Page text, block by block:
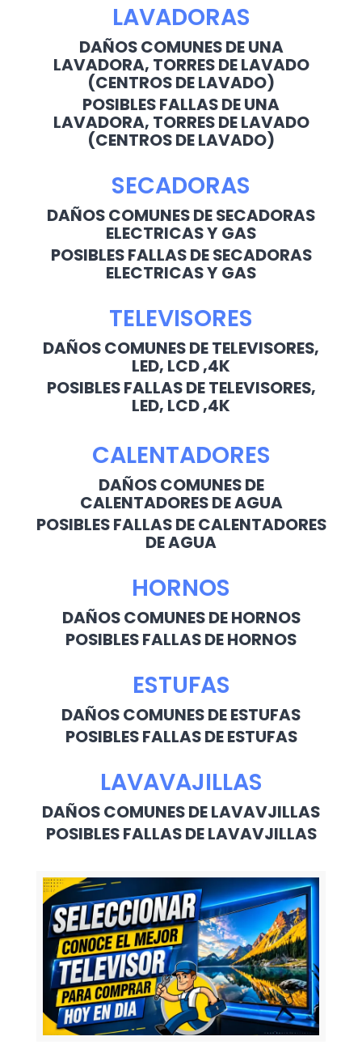
LAVADORAS
DAÑOS COMUNES DE UNA
LAVADORA, TORRES DE LAVADO
(CENTROS DE LAVADO)
POSIBLES FALLAS DE UNA
LAVADORA, TORRES DE LAVADO
(CENTROS DE LAVADO)
SECADORAS
DAÑOS COMUNES DE SECADORAS
ELECTRICAS Y GAS
POSIBLES FALLAS DE SECADORAS
ELECTRICAS Y GAS
TELEVISORES
DAÑOS COMUNES DE TELEVISORES,
LED, LCD ,4K
POSIBLES FALLAS DE TELEVISORES,
LED, LCD ,4K
CALENTADORES
DAÑOS COMUNES DE
CALENTADORES DE AGUA
POSIBLES FALLAS DE CALENTADORES
DE AGUA
HORNOS
DAÑOS COMUNES DE HORNOS
POSIBLES FALLAS DE HORNOS
ESTUFAS
DAÑOS COMUNES DE ESTUFAS
POSIBLES FALLAS DE ESTUFAS
LAVAVAJILLAS
DAÑOS COMUNES DE LAVAVJILLAS
POSIBLES FALLAS DE LAVAVJILLAS